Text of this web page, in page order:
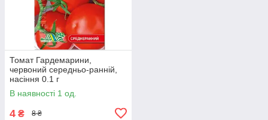
Томат Гардемарини,
червоний середньо-ранній,
насіння 0.1 г
В наявності 1 од.
4 ₴ 8 ₴